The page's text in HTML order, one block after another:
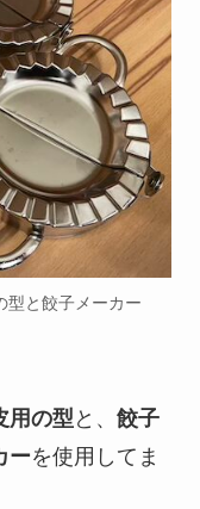
型と餃子メーカー
用の型と、 餃子
ーを使用してま